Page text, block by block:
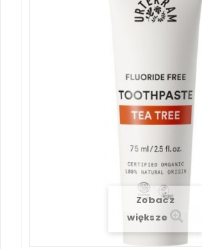
Zobacz
większe